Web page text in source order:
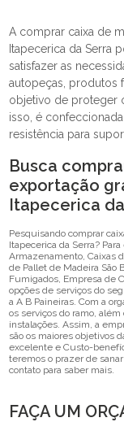
A comprar caixa de
Itapecerica da Serra
satisfazer as
autopeças, produtos
objetivo de proteger
isso, é
resistência para
Busca
exportação
Itapecerica
Pesquisando comprar
Itapecerica da Serra?
Armazenamento, Caixas
de Pallet de Madeira São
Fumigados, Empresa de
opções de serviços do
a A B Paineiras. Com a
os serviços do ramo,
instalações. Assim, a
são os maiores objetivos
excelente e Custo-
teremos o prazer de
contato para saber mais.
FAÇA UM